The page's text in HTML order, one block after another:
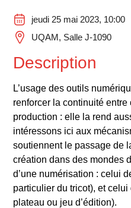
jeudi 25 mai 2023, 10:00
UQAM, Salle J-1090
Description
L’usage des outils
renforcer la continuité
production : elle la rend
intéressons ici aux
soutiennent le passage de
création dans des mondes
d’une numérisation : celui
particulier du tricot), et
plateau ou jeu d’édition).